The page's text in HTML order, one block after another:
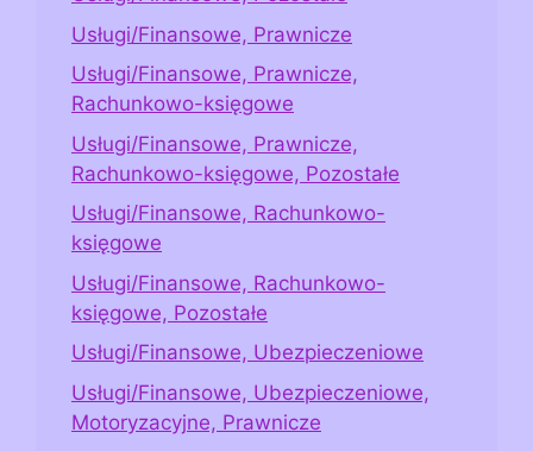
Usługi/Finansowe, Prawnicze
Usługi/Finansowe, Prawnicze,
Rachunkowo-księgowe
Usługi/Finansowe, Prawnicze,
Rachunkowo-księgowe, Pozostałe
Usługi/Finansowe, Rachunkowo-
księgowe
Usługi/Finansowe, Rachunkowo-
księgowe, Pozostałe
Usługi/Finansowe, Ubezpieczeniowe
Usługi/Finansowe, Ubezpieczeniowe,
Motoryzacyjne, Prawnicze